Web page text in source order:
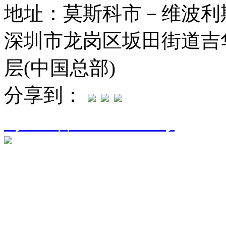
地址： 莫斯科市－维波
深圳市龙岗区坂田街道
层(中国总部)
分享到：